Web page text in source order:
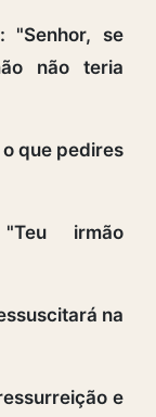
"Senhor, se
não teria
que pedires
irmão
na
e